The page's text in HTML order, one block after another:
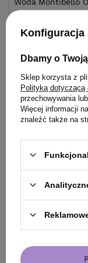
Vol.7,5% 60ml
20,90 zł / szt.
20.9pktpunktów
Do
ZOBACZ
Konfiguracja
Dbamy o
Sklep korzysta z
Polityką dotyczącą
przechowywania
Więcej informacji
znaleźć także na